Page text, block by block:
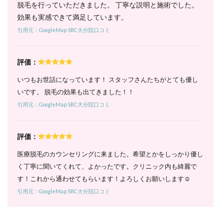
は時
短で
施術
でき
4. 全身
（顔・
VIO除
く）｜
全身脱
めたい
すすめ
6.5
5. 個
別部
脱毛を行っていただきました。 丁寧な説明と施術でした。
効果も実感できて満足しています。
引用元：GoogleMap SBC大分院口コミ
評価：
いつもお世話になっています！ スタッフさんたちがとても優し
いです。 脱毛の効果も出てきました！！
引用元：GoogleMap SBC大分院口コミ
評価：
医療脱毛のカウンセリングに来ました。希望とかをしっかり優し
く丁寧に聞いてくれて、よかったです。クリニック内も綺麗で
す！これから通わせてもらいます！よろしくお願いします☺️
引用元：GoogleMap SBC大分院口コミ